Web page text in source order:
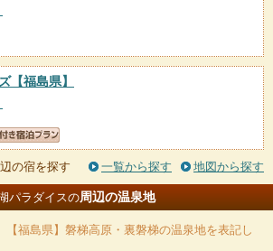
【福島県】
の宿を探す 一覧から探す 地図から探す
パラダイスの周辺の温泉地
【福島県】磐梯高原・裏磐梯の温泉地を表記し